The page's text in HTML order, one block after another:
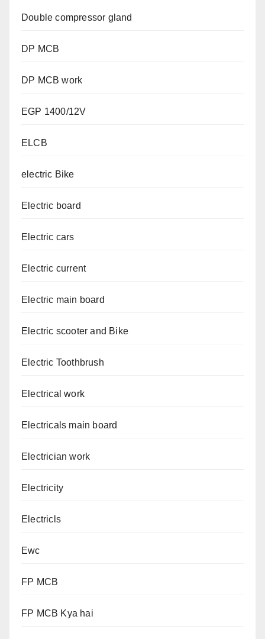
Double compressor gland
DP MCB
DP MCB work
EGP 1400/12V
ELCB
electric Bike
Electric board
Electric cars
Electric current
Electric main board
Electric scooter and Bike
Electric Toothbrush
Electrical work
Electricals main board
Electrician work
Electricity
Electricls
Ewc
FP MCB
FP MCB Kya hai